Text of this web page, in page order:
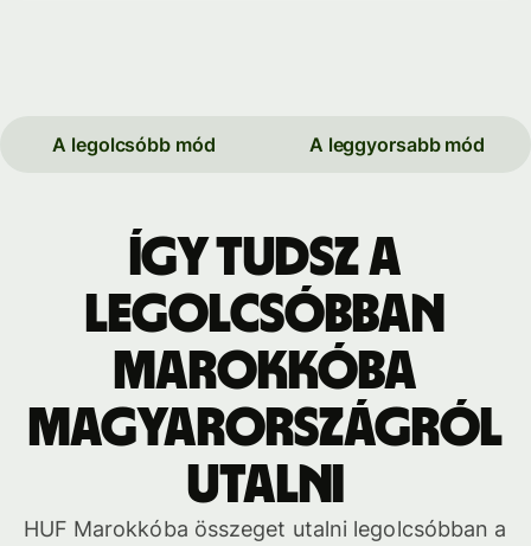
A legolcsóbb mód A leggyorsabb mód
Így tudsz a
legolcsóbban
Marokkóba
Magyarországról
utalni
HUF Marokkóba összeget utalni legolcsóbban a